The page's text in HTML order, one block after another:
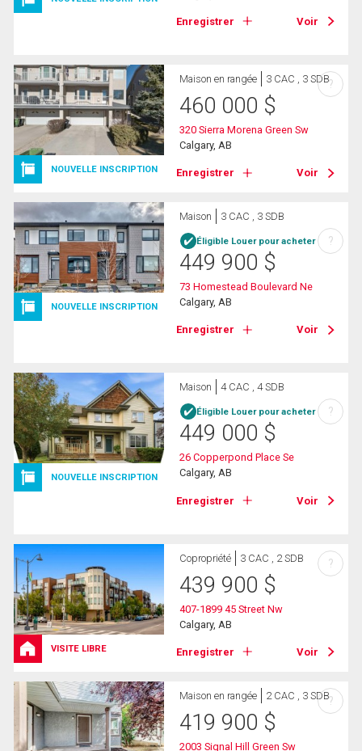
Enregistrer Voir
NOUVELLE INSCRIPTION
Maison en rangée 3 CAC , 3 SDB
460 000 $
320 Sierra Morena Green Sw
Calgary, AB
Enregistrer Voir
?
NOUVELLE INSCRIPTION
Maison 3 CAC , 3 SDB
Éligible Louer pour acheter
449 900 $
73 Homestead Boulevard Ne
Calgary, AB
Enregistrer Voir
?
NOUVELLE INSCRIPTION
Maison 4 CAC , 4 SDB
Éligible Louer pour acheter
449 000 $
26 Copperpond Place Se
Calgary, AB
Enregistrer Voir
?
VISITE LIBRE
Copropriété 3 CAC , 2 SDB
439 900 $
407-1899 45 Street Nw
Calgary, AB
Enregistrer Voir
?
Maison en rangée 2 CAC , 3 SDB
419 900 $
2003 Signal Hill Green Sw
?